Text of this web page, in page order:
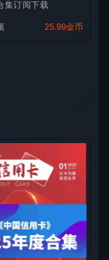
集订阅下载
25.99金币微刊杂
微刊杂
微刊杂